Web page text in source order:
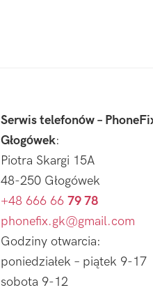
Serwis telefonów –
Głogówek:
Piotra Skargi 15A
48-250 Głogówek
+48 666 66 79 78
phonefix.gk@gmail.com
Godziny otwarcia:
poniedziałek – piątek 9-17
sobota 9-12